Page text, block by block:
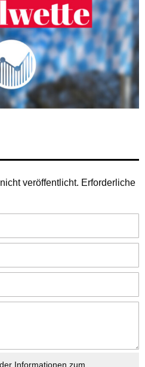
veröffentlicht. Erforderliche
Informationen zum